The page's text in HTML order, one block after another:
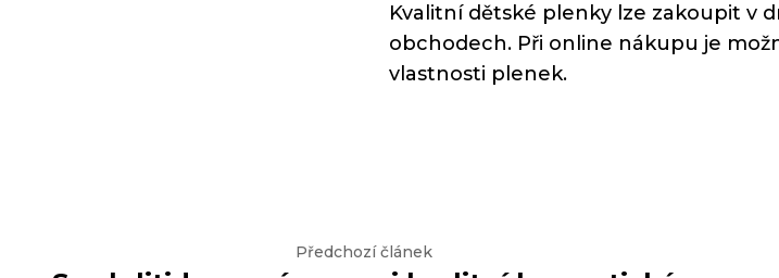
Kvalitní dětské plenky lze zakoupit v
obchodech. Při online nákupu je
vlastnosti plenek.
Předchozí článek